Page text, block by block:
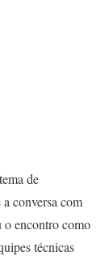
de
conversa com
o encontro como
técnicas